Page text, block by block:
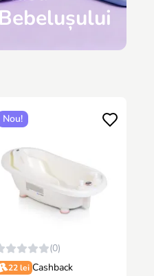
Bebelușului
Nou!
(0)
22 lei Cashback